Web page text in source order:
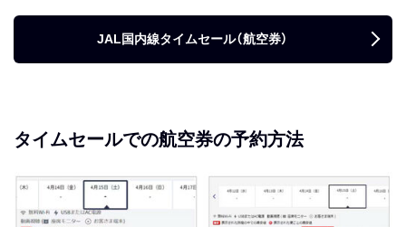
（水）23時59分
日
7月1日（火）0時〜7月2日
（水）23時59分
2025年8月25日～9月30日
5月13日（火）0時〜5月14日
2025年7月1日〜7月31日
4月8日（火）0時〜4月9日
（水）23時59分
2025年6月1日〜7月31日
JAL国内線タイムセール（航空券）
タイムセールでの航空券の予約方法